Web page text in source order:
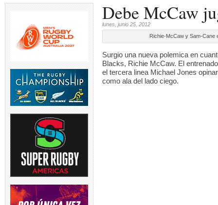
Debe McCaw
lunes, junio 25, 2012
Richie-McCaw y Sam-Cane
Surgio una nueva polemica en
Blacks, Richie McCaw. El
el tercera linea Michael Jones
como ala del lado ciego.